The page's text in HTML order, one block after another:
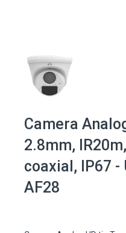
Camera
2.8mm,
coaxial, IP67 -
AF28